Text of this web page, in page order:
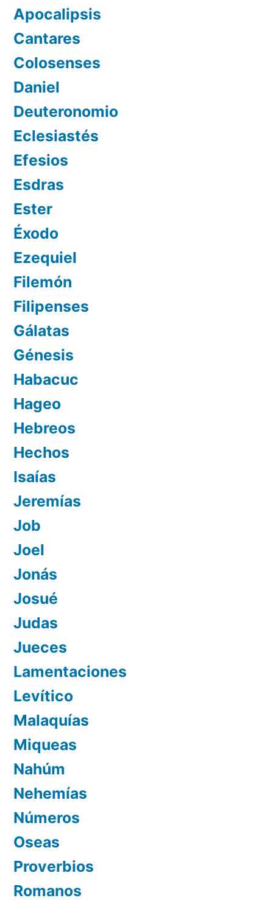
Apocalipsis
Cantares
Colosenses
Daniel
Deuteronomio
Eclesiastés
Efesios
Esdras
Ester
Éxodo
Ezequiel
Filemón
Filipenses
Gálatas
Génesis
Habacuc
Hageo
Hebreos
Hechos
Isaías
Jeremías
Job
Joel
Jonás
Josué
Judas
Jueces
Lamentaciones
Levítico
Malaquías
Miqueas
Nahúm
Nehemías
Números
Oseas
Proverbios
Romanos